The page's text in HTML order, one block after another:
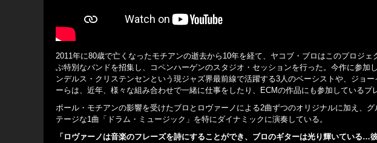
2011年に80歳で亡くなったモチアンの逝去から10年を経て、ヤコブ・ブロはこのプロジ
ぶ特別なバンドを招集し、コペンハーゲンのスタジオ・セッションを行った。今作に参加
ンデルス・クリステンセンという現ジャズ界最前線で活躍する3人のベーシストや、ジョ
ーらは、近年、様々な組み合わせで一緒に仕事をしたり、ECMの作品にも参加しているプ
ポール・モチアンの影響を受けたブロとロヴァーノによる2曲ずつのオリジナルに加え、
テージな1曲「ドラム・ミュージック」を特にダイナミックに演奏している。
「ロヴァーノは音楽のフレーズを詩にすることができ、ブロのギターは光り輝いている…